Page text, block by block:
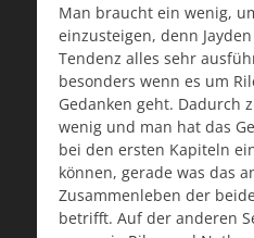
Man braucht ein wenig,
einzusteigen, denn
Tendenz alles sehr
besonders wenn es um
Gedanken geht. Dadurch
wenig und man hat das
bei den ersten Kapiteln
können, gerade was das
Zusammenleben der
betrifft. Auf der anderen